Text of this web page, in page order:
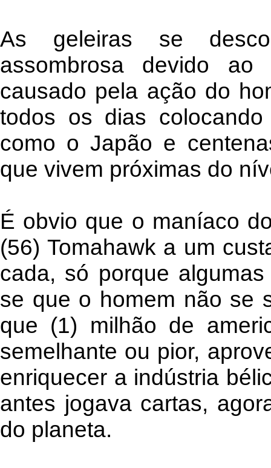
As geleiras se
assombrosa devido ao
causado pela ação do
todos os dias
como o Japão e
que vivem próximas do
É obvio que o maníaco
(56) Tomahawk a um
cada, só porque
se que o homem não se
que (1) milhão de
semelhante ou pior,
enriquecer a indústria
antes jogava cartas,
do planeta.